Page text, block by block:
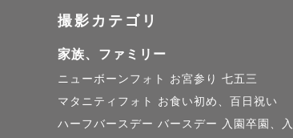
撮影カテゴリ
家族、ファミリー
ニューボーンフォト お宮参り 七五三
マタニティフォト
お食い初め、百日祝い
ハーフバースデー バースデー
入園卒園、